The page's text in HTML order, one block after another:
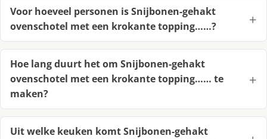
Voor hoeveel personen is Snijbonen-gehakt
ovenschotel met een krokante topping……?
Hoe lang duurt het om Snijbonen-gehakt
ovenschotel met een krokante topping…… te
maken?
Uit welke keuken komt Snijbonen-gehakt